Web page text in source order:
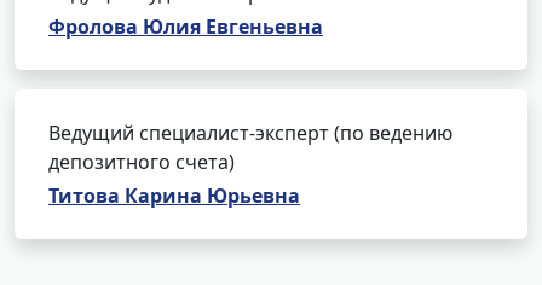
Фролова Юлия Евгеньевна
Ведущий специалист-эксперт (по ведению
депозитного счета)
Титова Карина Юрьевна